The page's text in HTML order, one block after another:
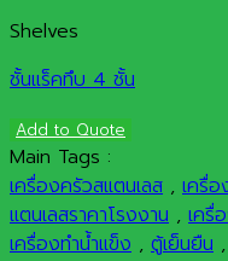
Shelves
ชั้นแร็คทึบ 4 ชั้น
Add to Quote
Main Tags :
เครื่องครัวสแตนเลส , เครื่
แตนเลสราคาโรงงาน , เครื่
เครื่องทำน้ำแข็ง , ตู้เย็นยืน ,